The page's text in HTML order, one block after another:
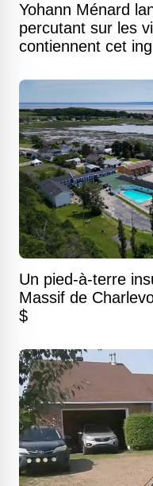
Yohann Ménard
percutant sur les
contiennent cet
Un pied-à-terre
Massif de
$